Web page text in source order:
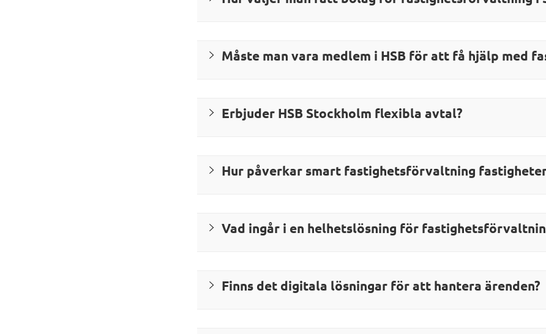
Måste man vara medlem i HSB för att få hjälp med
Erbjuder HSB Stockholm flexibla avtal?
Hur påverkar smart fastighetsförvaltning
Vad ingår i en helhetslösning för
Finns det digitala lösningar för att hantera ärenden?